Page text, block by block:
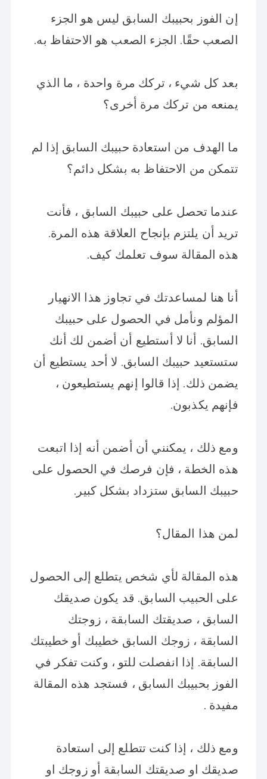
إن الفوز بحبيبك السابق ليس هو الجزء
الصعب حقًا. الجزء الصعب هو الاحتفاظ به.
بعد كل شيء ، تركك مرة واحدة ، ما الذي
يمنعه من تركك مرة أخرى؟
ما الهدف من استعادة حبيبك السابق إذا لم
تتمكن من الاحتفاظ به بشكل دائم؟
عندما تحصل على حبيبك السابق ، فأنت
تريد أن يلتزم بإنجاح العلاقة هذه المرة.
هذه المقالة سوف تعلمك كيف.
أنا هنا لمساعدتك في تجاوز هذا الانهيار
المؤلم ونأمل في الحصول على حبيبك
السابق. أنا لا أستطيع أن أضمن لك أنك
ستستعيد حبيبك السابق. لا أحد يستطيع أن
يضمن ذلك. إذا قالوا إنهم يستطيعون ،
فإنهم يكذبون.
ومع ذلك ، يمكنني أن أضمن أنه إذا اتبعت
هذه الخطة ، فإن فرصك في الحصول على
حبيبك السابق ستزداد بشكل كبير.
لمن هذا المقال؟
هذه المقالة لأي شخص يتطلع إلى الحصول
على الحبيب السابق. قد يكون صديقك
السابق ، صديقتك السابقة ، زوجتك
السابقة ، زوجك السابق خطيبك أو خطيبتك
السابقة. إذا انفصلت للتو ، وكنت تفكر في
الفوز بحبيبك السابق ، فستجد هذه المقالة
مفيدة .
ومع ذلك ، إذا كنت تتطلع إلى استعادة
صديقك او صديقتك السابقة أو زوجك او